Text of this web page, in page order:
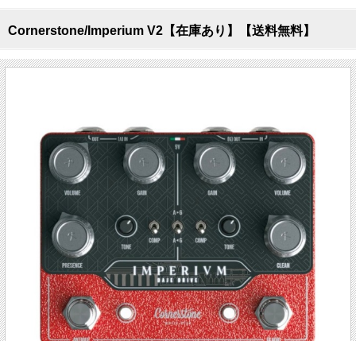
Cornerstone/Imperium V2【在庫あり】【送料無料】